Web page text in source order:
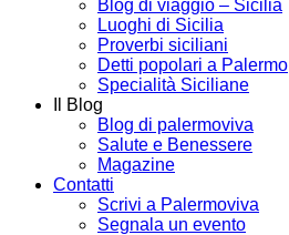
Blog di viaggio – Sicilia
Luoghi di Sicilia
Proverbi siciliani
Detti popolari a Palermo
Specialità Siciliane
Il Blog
Blog di palermoviva
Salute e Benessere
Magazine
Contatti
Scrivi a Palermoviva
Segnala un evento